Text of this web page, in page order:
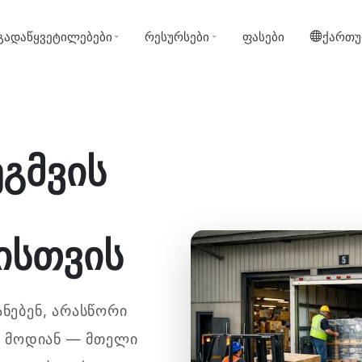
რესურსები ფასები
არასწორი
მოდიან — მთელი